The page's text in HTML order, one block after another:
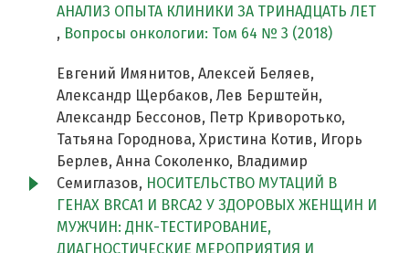
АНАЛИЗ ОПЫТА КЛИНИКИ ЗА ТРИНАДЦАТЬ ЛЕТ
, Вопросы онкологии: Том 64 № 3 (2018)
Евгений Имянитов, Алексей Беляев,
Александр Щербаков, Лев Берштейн,
Александр Бессонов, Петр Криворотько,
Татьяна Городнова, Христина Котив, Игорь
Берлев, Анна Соколенко, Владимир
Семиглазов, НОСИТЕЛЬСТВО МУТАЦИЙ В
ГЕНАХ BRCA1 И BRCA2 У ЗДОРОВЫХ ЖЕНЩИН И
МУЖЧИН: ДНК-ТЕСТИРОВАНИЕ,
ДИАГНОСТИЧЕСКИЕ МЕРОПРИЯТИЯ И